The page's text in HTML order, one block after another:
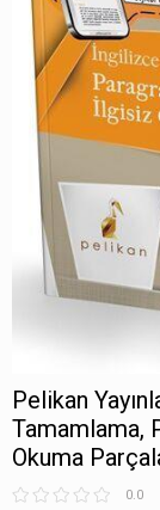
Pelikan
Tamamlama,
Okuma
0.0